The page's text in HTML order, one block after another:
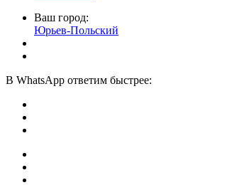
Ваш город:
Юрьев-Польский
В WhatsApp ответим быстрее: